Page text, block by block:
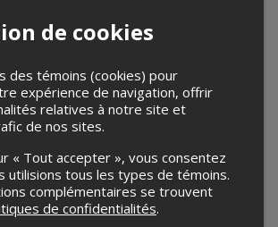
2021
Envoyer
courriel
agit à titre de mandataire pourLes Idées
de l’affichage en ligne et la vente de billets
à propos de cet événement, veuillez
de l’événement,Les Idées heureuses
de cookies
des témoins (cookies) pour
expérience de navigation, offrir
relatives à notre site et
de nos sites.
« Tout accepter », vous consentez
utilisions tous les types de témoins.
complémentaires se trouvent
de confidentialités.